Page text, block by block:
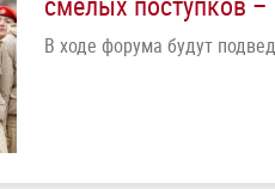
смелых поступков
В ходе форума будут